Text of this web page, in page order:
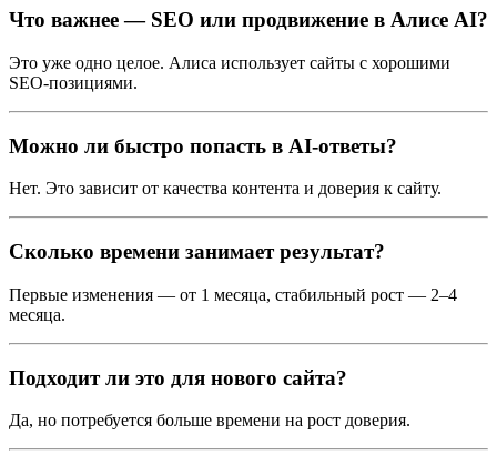
Что важнее — SEO или продвижение в Алисе AI?
Это уже одно целое. Алиса использует сайты с хорошими
SEO-позициями.
Можно ли быстро попасть в AI-ответы?
Нет. Это зависит от качества контента и доверия к сайту.
Сколько времени занимает результат?
Первые изменения — от 1 месяца, стабильный рост — 2–4
месяца.
Подходит ли это для нового сайта?
Да, но потребуется больше времени на рост доверия.